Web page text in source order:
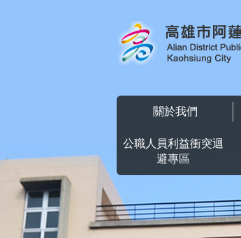
關於我們
公職人員利益衝突迴
避專區